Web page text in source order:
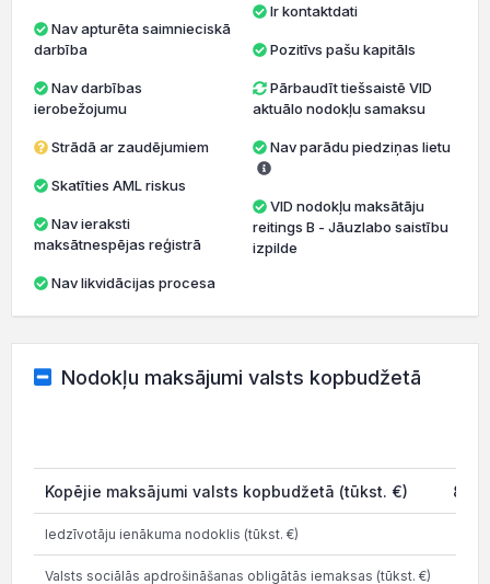
darbība
ierobežojumu
Strādā ar zaudējumiem
Skatīties AML riskus
maksātnespējas reģistrā
Nav likvidācijas procesa
Ir kontaktdati
Pozitīvs pašu kapitāls
Pārbaudīt tiešsaistē VID
aktuālo nodokļu samaksu
Nav parādu piedziņas lietu
VID nodokļu maksātāju
reitings B - Jāuzlabo saistību
izpilde
Nodokļu maksājumi valsts kopbudžetā
Kopējie maksājumi valsts kopbudžetā (tūkst. €)
Iedzīvotāju ienākuma nodoklis (tūkst. €)
Valsts sociālās apdrošināšanas obligātās iemaksas (tūkst. €)